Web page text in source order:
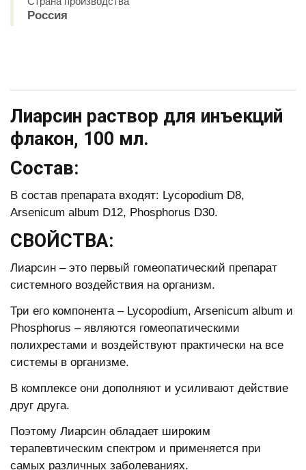
Россия
Лиарсин раствор для инъекций
флакон, 100 мл.
Состав:
В состав препарата входят: Lycopodium D8,
Arsenicum album D12, Phosphorus D30.
СВОЙСТВА:
Лиарсин – это первый гомеопатический препарат
системного воздействия на организм.
Три его компонента – Lycopodium, Arsenicum album и
Phosphorus – являются гомеопатическими
полихрестами и воздействуют практически на все
системы в организме.
В комплексе они дополняют и усиливают действие
друг друга.
Поэтому Лиарсин обладает широким
терапевтическим спектром и применяется при
самых различных заболеваниях.